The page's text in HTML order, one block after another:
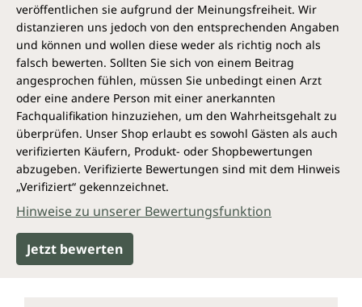
veröffentlichen sie aufgrund der Meinungsfreiheit. Wir
distanzieren uns jedoch von den entsprechenden Angaben
und können und wollen diese weder als richtig noch als
falsch bewerten. Sollten Sie sich von einem Beitrag
angesprochen fühlen, müssen Sie unbedingt einen Arzt
oder eine andere Person mit einer anerkannten
Fachqualifikation hinzuziehen, um den Wahrheitsgehalt zu
überprüfen. Unser Shop erlaubt es sowohl Gästen als auch
verifizierten Käufern, Produkt- oder Shopbewertungen
abzugeben. Verifizierte Bewertungen sind mit dem Hinweis
„Verifiziert“ gekennzeichnet.
Hinweise zu unserer Bewertungsfunktion
Jetzt bewerten